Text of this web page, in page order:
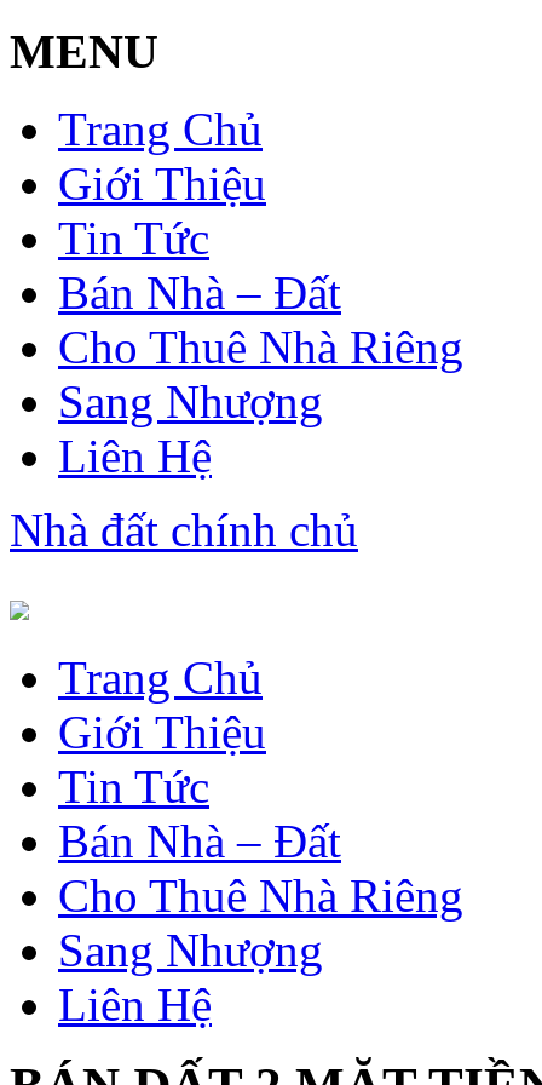
MENU
Trang Chủ
Giới Thiệu
Tin Tức
Bán Nhà – Đất
Cho Thuê Nhà Riêng
Sang Nhượng
Liên Hệ
Nhà đất chính chủ
Trang Chủ
Giới Thiệu
Tin Tức
Bán Nhà – Đất
Cho Thuê Nhà Riêng
Sang Nhượng
Liên Hệ